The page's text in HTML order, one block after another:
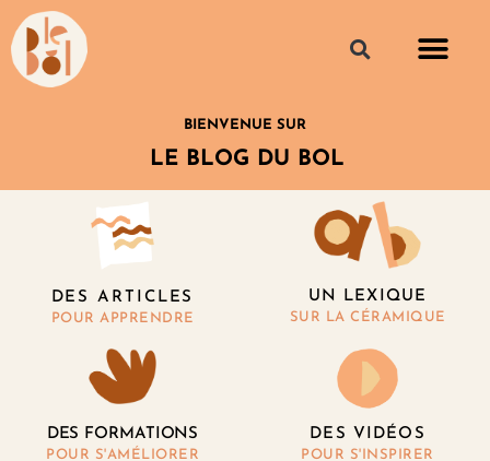
BIENVENUE SUR
LE BLOG DU BOL
DES ARTICLES
POUR APPRENDRE
UN LEXIQUE
SUR LA CÉRAMIQUE
DES FORMATIONS
POUR S'AMÉLIORER
DES VIDÉOS
POUR S'INSPIRER